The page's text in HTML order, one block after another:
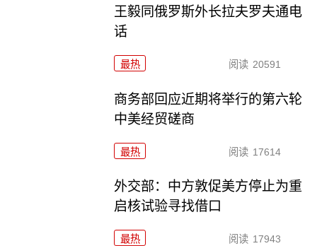
王毅同俄罗斯外长拉夫罗夫通电
话
最热 阅读 20591
商务部回应近期将举行的第六轮
中美经贸磋商
最热 阅读 17614
外交部：中方敦促美方停止为重
启核试验寻找借口
最热 阅读 17943